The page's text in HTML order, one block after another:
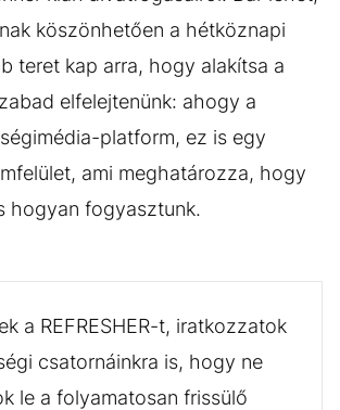
köszönhetően a hétköznapi
teret kap arra, hogy alakítsa a
elfelejtenünk: ahogy a
platform, ez is egy
ami meghatározza, hogy
hogyan fogyasztunk.
a REFRESHER-t, iratkozzatok
csatornáinkra is, hogy ne
le a folyamatosan frissülő